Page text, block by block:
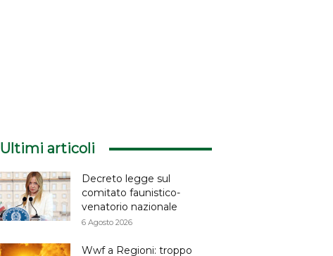
Ultimi articoli
Decreto legge sul
comitato faunistico-
venatorio nazionale
6 Agosto 2026
Wwf a Regioni: troppo